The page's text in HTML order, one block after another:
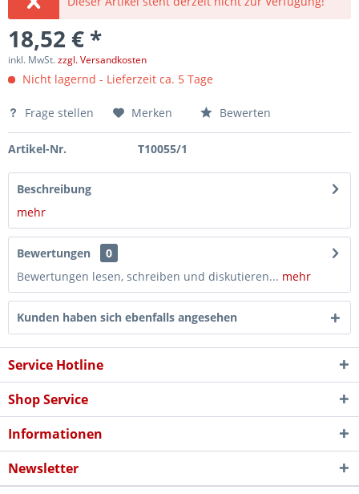
18,52 € *
inkl. MwSt.zzgl. Versandkosten
Nicht lagernd - Lieferzeit ca. 5 Tage
Frage stellen Merken Bewerten
Artikel-Nr. T10055/1
Beschreibung
mehr
Bewertungen
0
Bewertungen lesen, schreiben und diskutieren... mehr
Kunden haben sich ebenfalls angesehen
Service Hotline
Shop Service
Informationen
Newsletter